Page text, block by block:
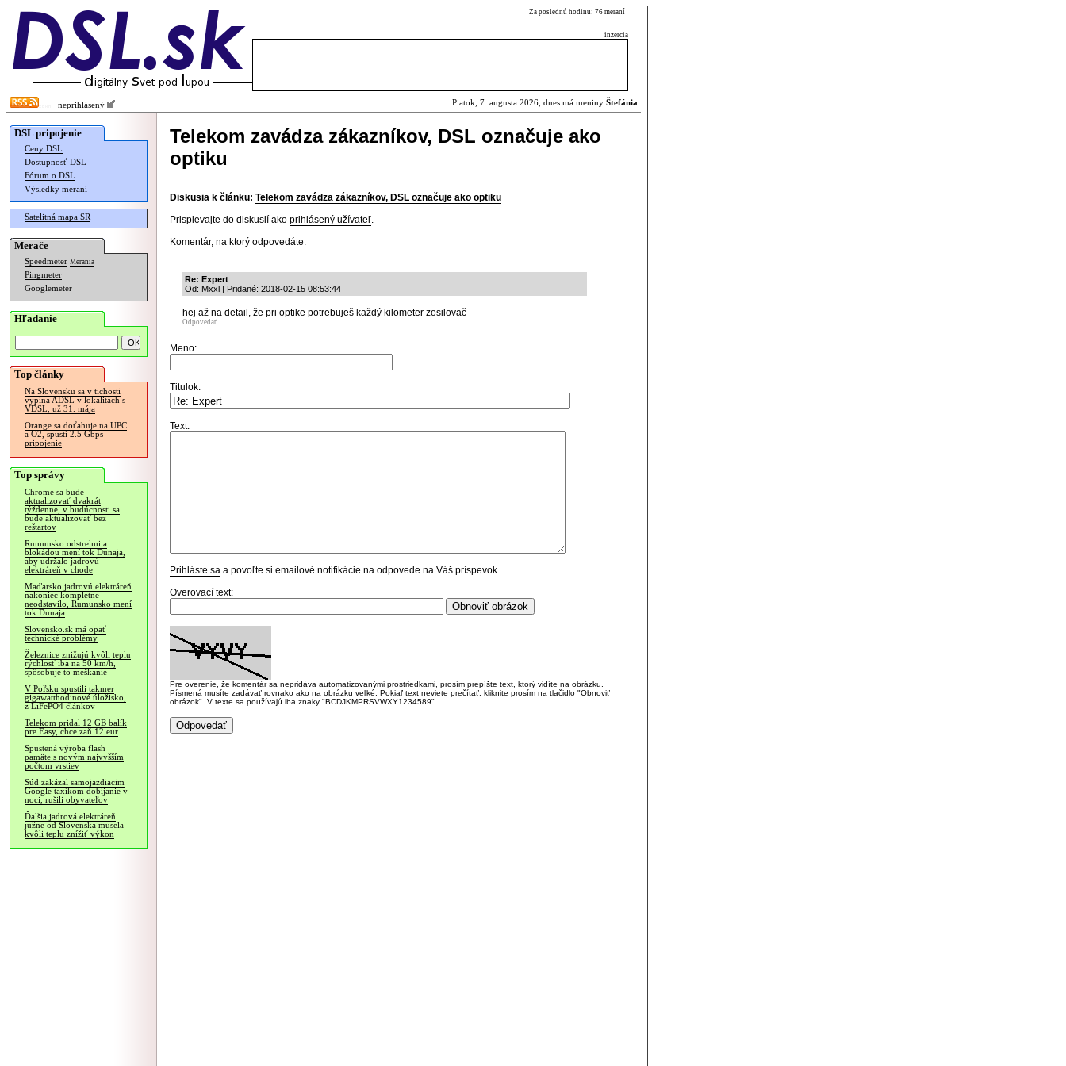
Za poslednú hodinu: 76 meraní
inzercia
neprihlásený Piatok, 7. augusta 2026, dnes má meniny Štefánia
DSL pripojenie
Ceny DSL
Dostupnosť DSL
Fórum o DSL
Výsledky meraní
Satelitná mapa SR
Merače
Speedmeter Merania
Pingmeter
Googlemeter
Hľadanie
Top články
Na Slovensku sa v tichosti
vypína ADSL v lokalitách s
VDSL, už 31. mája
Orange sa doťahuje na UPC
a O2, spustí 2.5 Gbps
pripojenie
Top správy
Chrome sa bude
aktualizovať dvakrát
týždenne, v budúcnosti sa
bude aktualizovať bez
reštartov
Rumunsko odstrelmi a
blokádou mení tok Dunaja,
aby udržalo jadrovú
elektráreň v chode
Maďarsko jadrovú elektráreň
nakoniec kompletne
neodstavilo, Rumunsko mení
tok Dunaja
Slovensko.sk má opäť
technické problémy
Železnice znižujú kvôli teplu
rýchlosť iba na 50 km/h,
spôsobuje to meškanie
V Poľsku spustili takmer
gigawatthodinové úložisko,
z LiFePO4 článkov
Telekom pridal 12 GB balík
pre Easy, chce zaň 12 eur
Spustená výroba flash
pamäte s novým najvyšším
počtom vrstiev
Súd zakázal samojazdiacim
Google taxíkom dobíjanie v
noci, rušili obyvateľov
Ďalšia jadrová elektráreň
južne od Slovenska musela
kvôli teplu znížiť výkon
Telekom zavádza zákazníkov, DSL označuje ako
optiku
Diskusia k článku: Telekom zavádza zákazníkov, DSL označuje ako optiku
Prispievajte do diskusií ako prihlásený užívateľ.
Komentár, na ktorý odpovedáte:
Re: Expert
Od: Mxxl | Pridané: 2018-02-15 08:53:44
hej až na detail, že pri optike potrebuješ každý kilometer zosilovač
Odpovedať
Meno:
Titulok:
Text:
Prihláste sa a povoľte si emailové notifikácie na odpovede na Váš príspevok.
Overovací text:
Pre overenie, že komentár sa nepridáva automatizovanými prostriedkami, prosím prepíšte text, ktorý vidíte na obrázku.
Písmená musíte zadávať rovnako ako na obrázku veľké. Pokiaľ text neviete prečítať, kliknite prosím na tlačidlo "Obnoviť
obrázok". V texte sa používajú iba znaky "BCDJKMPRSVWXY1234589".